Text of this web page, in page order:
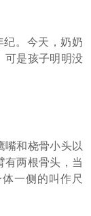
。今天，奶奶
可是孩子明明没
嘴和桡骨小头以
有两根骨头，当
一侧的叫作尺